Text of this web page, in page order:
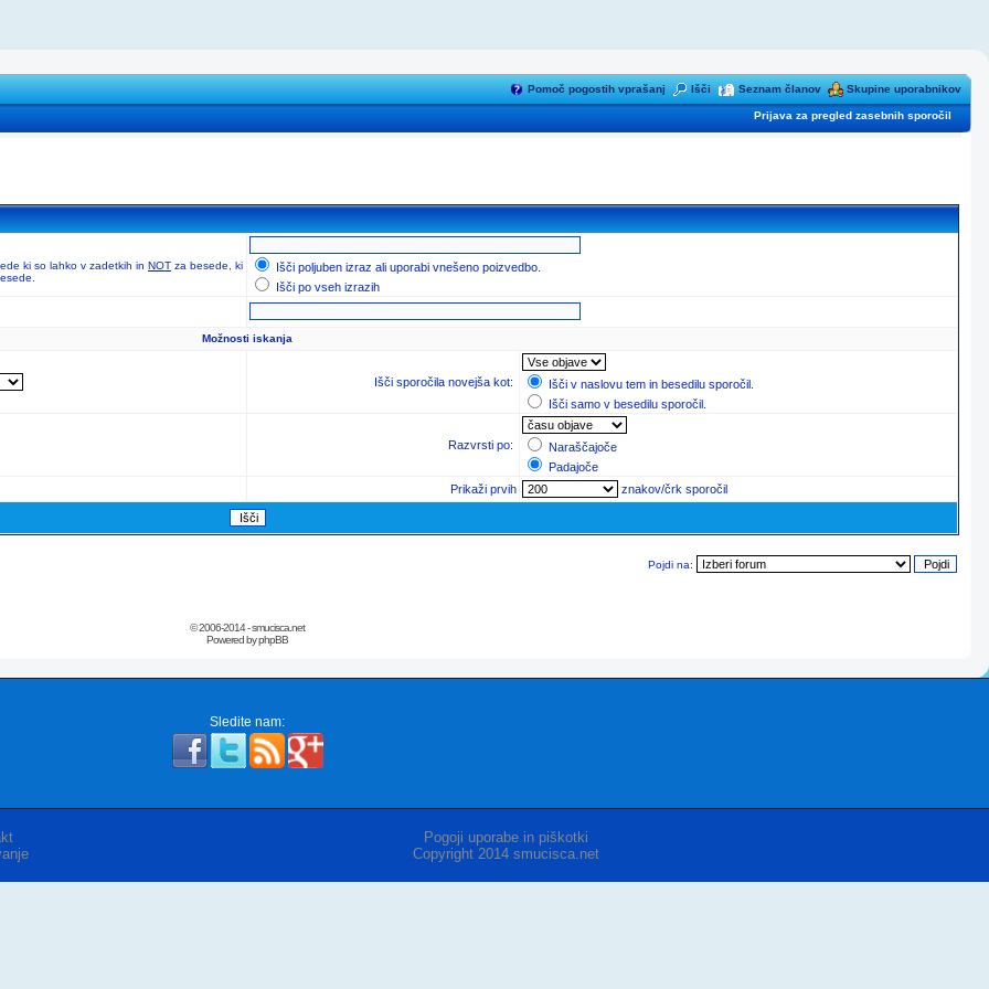
Pomoč pogostih vprašanj Išči Seznam članov Skupine uporabnikov
Prijava za pregled zasebnih sporočil
ki so lahko v zadetkih in NOT za besede, ki
Išči poljuben izraz ali uporabi vnešeno poizvedbo.
Išči po vseh izrazih
Možnosti iskanja
Išči sporočila novejša kot:
Išči v naslovu tem in besedilu sporočil.
Išči samo v besedilu sporočil.
Razvrsti po:
Naraščajoče
Padajoče
Prikaži prvih znakov/črk sporočil
Pojdi na:
© 2006-2014 - smucisca.net
Powered by phpBB
Sledite nam:
Pogoji uporabe in piškotki
Copyright 2014 smucisca.net